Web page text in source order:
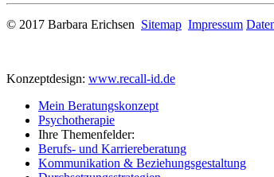
© 2017 Barbara Erichsen Sitemap Impressum
Konzeptdesign: www.recall-id.de
Mein Beratungskonzept
Psychotherapie
Ihre Themenfelder:
Berufs- und Karriereberatung
Kommunikation & Beziehungsgestaltung